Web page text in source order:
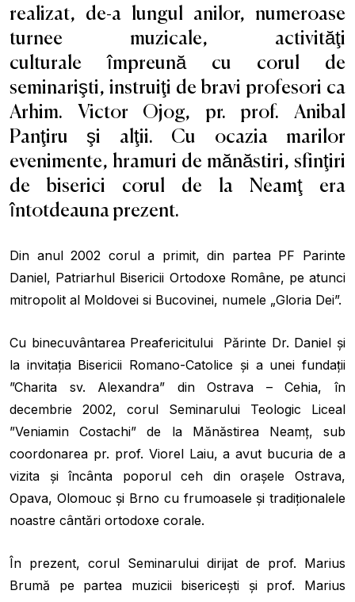
realizat, de-a lungul anilor, numeroase
turnee muzicale, activităţi
culturale împreună cu corul de
seminarişti, instruiţi de bravi profesori ca
Arhim. Victor Ojog, pr. prof. Anibal
Panţiru şi alţii. Cu ocazia marilor
evenimente, hramuri de mănăstiri, sfinţiri
de biserici corul de la Neamţ era
întotdeauna prezent.
Din anul 2002 corul a primit, din partea PF Parinte
Daniel, Patriarhul Bisericii Ortodoxe Române, pe atunci
mitropolit al Moldovei si Bucovinei, numele „Gloria Dei”.
Cu binecuvântarea Preafericitului Părinte Dr. Daniel şi
la invitaţia Bisericii Romano-Catolice şi a unei fundaţii
”Charita sv. Alexandra” din Ostrava – Cehia, în
decembrie 2002, corul Seminarului Teologic Liceal
”Veniamin Costachi” de la Mănăstirea Neamţ, sub
coordonarea pr. prof. Viorel Laiu, a avut bucuria de a
vizita şi încânta poporul ceh din oraşele Ostrava,
Opava, Olomouc şi Brno cu frumoasele şi tradiţionalele
noastre cântări ortodoxe corale.
În prezent, corul Seminarului dirijat de prof. Marius
Brumă pe partea muzicii bisericești și prof. Marius